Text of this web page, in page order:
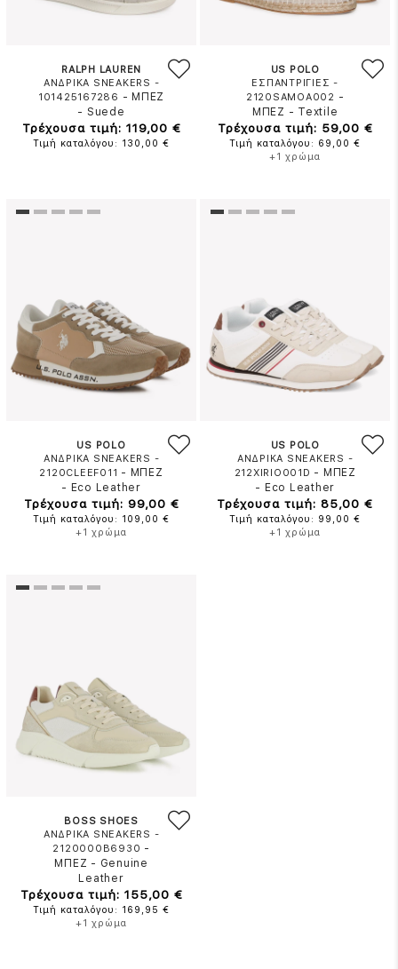
RALPH LAUREN
ΑΝΔΡΙΚΑ SNEAKERS -
101425167286 -ΜΠΕΖ
- Suede
Τρέχουσα τιμή: 119,00 €
Τιμή καταλόγου: 130,00 €
US POLO
ΕΣΠΑΝΤΡΙΓΙΕΣ -
2120SAMOA002 -
ΜΠΕΖ - Textile
Τρέχουσα τιμή: 59,00 €
Τιμή καταλόγου: 69,00 €
+1 χρώμα
US POLO
ΑΝΔΡΙΚΑ SNEAKERS -
2120CLEEF011 - ΜΠΕΖ
- Eco Leather
Τρέχουσα τιμή: 99,00 €
Τιμή καταλόγου: 109,00 €
+1 χρώμα
US POLO
ΑΝΔΡΙΚΑ SNEAKERS -
212XIRIO001D - ΜΠΕΖ
- Eco Leather
Τρέχουσα τιμή: 85,00 €
Τιμή καταλόγου: 99,00 €
+1 χρώμα
BOSS SHOES
ΑΝΔΡΙΚΑ SNEAKERS -
2120000B6930 -
ΜΠΕΖ - Genuine
Leather
Τρέχουσα τιμή: 155,00 €
Τιμή καταλόγου: 169,95 €
+1 χρώμα